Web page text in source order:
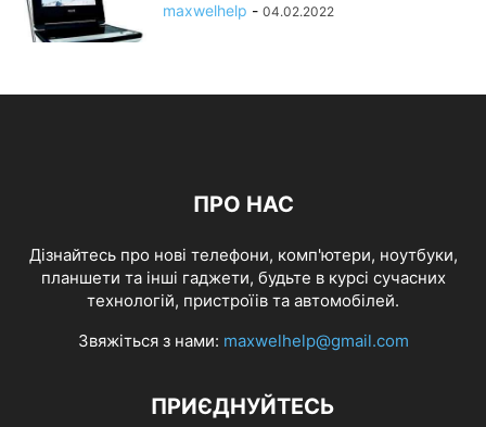
maxwelhelp - 04.02.2022
ПРО НАС
Дізнайтесь про нові телефони, комп'ютери, ноутбуки,
планшети та інші гаджети, будьте в курсі сучасних
технологій, пристроїів та автомобілей.
Звяжіться з нами: maxwelhelp@gmail.com
ПРИЄДНУЙТЕСЬ